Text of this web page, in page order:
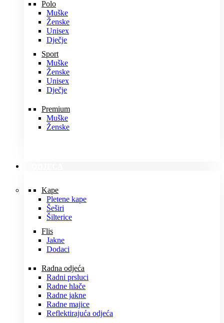
Polo
Muške
Ženske
Unisex
Dječje
Sport
Muške
Ženske
Unisex
Dječje
Premium
Muške
Ženske
Kape
Pletene kape
Šeširi
Šilterice
Flis
Jakne
Dodaci
Radna odjeća
Radni prsluci
Radne hlače
Radne jakne
Radne majice
Reflektirajuća odjeća